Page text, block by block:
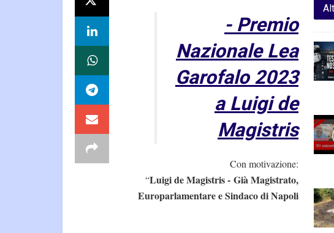
- Premio
Nazionale Lea
Garofalo 2023
a Luigi de
Magistris
Con motivazione:
“Luigi de Magistris - Già Magistrato,
Europarlamentare e Sindaco di Napoli